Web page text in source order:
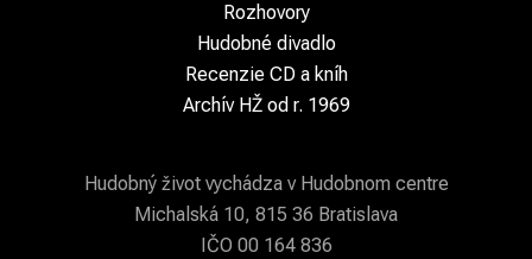
Rozhovory
Hudobné divadlo
Recenzie CD a kníh
Archív HŽ od r. 1969
Hudobný život vychádza v Hudobnom centre
Michalská 10, 815 36 Bratislava
IČO 00 164 836